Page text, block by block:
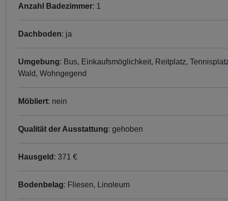
Anzahl Badezimmer: 1
Dachboden: ja
Umgebung: Bus, Einkaufsmöglichkeit, Reitplatz,
Wald, Wohngegend
Möbliert: nein
Qualität der Ausstattung: gehoben
Hausgeld : 371 €
Bodenbelag: Fliesen, Linoleum